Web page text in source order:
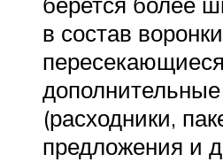
в состав
(расходники,
предложения и